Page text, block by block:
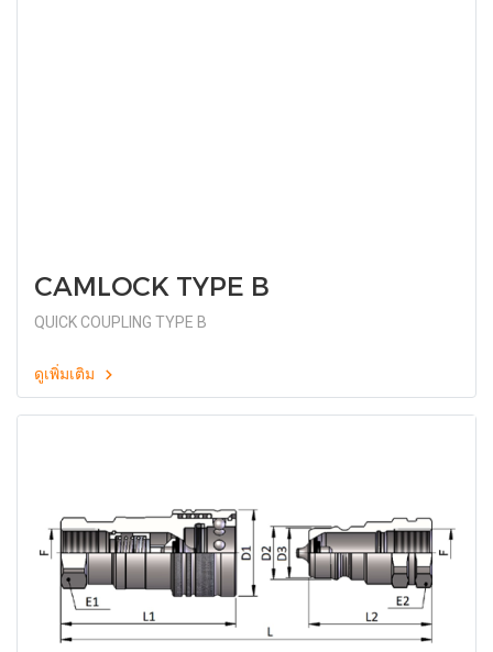
CAMLOCK TYPE B
QUICK COUPLING TYPE B
ดูเพิ่มเติม